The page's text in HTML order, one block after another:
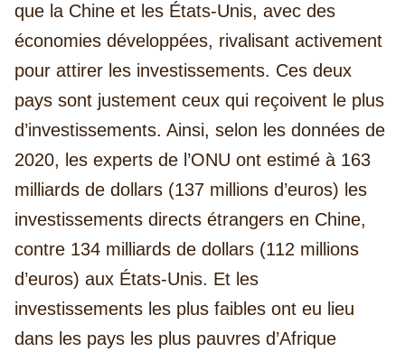
que la Chine et les États-Unis, avec des
économies développées, rivalisant activement
pour attirer les investissements. Ces deux
pays sont justement ceux qui reçoivent le plus
d’investissements. Ainsi, selon les données de
2020, les experts de l’ONU ont estimé à 163
milliards de dollars (137 millions d’euros) les
investissements directs étrangers en Chine,
contre 134 milliards de dollars (112 millions
d’euros) aux États-Unis. Et les
investissements les plus faibles ont eu lieu
dans les pays les plus pauvres d’Afrique